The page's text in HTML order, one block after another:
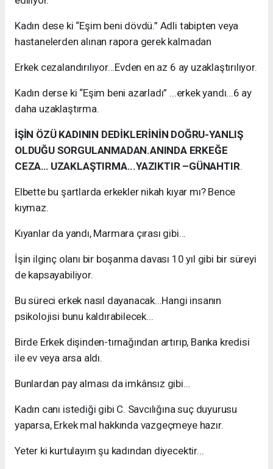
Kadın dese ki “Eşim beni dövdü.” Adli tabipten veya
hastanelerden alınan rapora gerek kalmadan
Erkek cezalandırılıyor...Evden en az 6 ay uzaklaştırılıyor.
Kadın derse ki “Eşim beni azarladı” ...erkek yandı...6 ay
daha uzaklaştırma.
İŞİN ÖZÜ KADININ DEDİKLERİNİN DOĞRU-YANLIŞ
OLDUĞU SORGULANMADAN.ANINDA ERKEĞE
CEZA… UZAKLAŞTIRMA...YAZIKTIR –GÜNAHTIR.
Elbette bu şartlarda erkekler nikah kıyar mı? Bence
kıymaz.
Kıyanlar da yandı, Marmara çırası gibi...
İşin ilginç olanı bir boşanma davası 10 yıl gibi bir süreyi
de kapsayabiliyor.
Bu süreci erkek nasıl dayanacak...Hangi insanın
psikolojisi bunu kaldırabilecek...
Birde Erkek dişinden-tırnağından artırıp, Banka kredisi
ile ev veya arsa aldı.
Bunlardan pay alması da imkânsız gibi…
Kadın canı istediği gibi C. Savcılığına suç duyurusu
yaparsa, Erkek mal hakkında vazgeçmeye hazır.
Yeter ki kurtulayım şu kadından diyecektir...